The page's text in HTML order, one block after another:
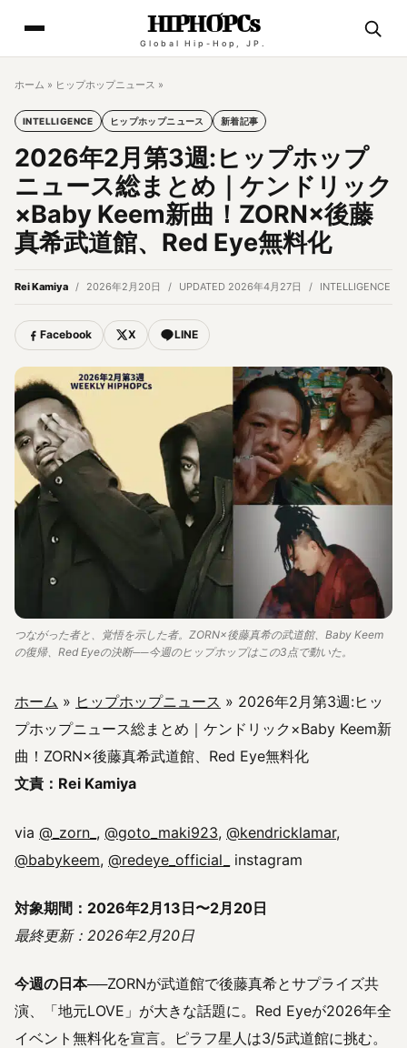
HIPHOPCs
Global Hip-Hop, JP.
ホーム » ヒップホップニュース »
INTELLIGENCE ヒップホップニュース 新着記事
2026年2月第3週:ヒップホップ
ニュース総まとめ｜ケンドリック
×Baby Keem新曲！ZORN×後藤
真希武道館、Red Eye無料化
Rei Kamiya 2026年2月20日 UPDATED 2026年4月27日 INTELLIGENCE
Facebook X LINE
つながった者と、覚悟を示した者。ZORN×後藤真希の武道館、Baby Keem
の復帰、Red Eyeの決断──今週のヒップホップはこの3点で動いた。
ホーム » ヒップホップニュース » 2026年2月第3週:ヒッ
プホップニュース総まとめ｜ケンドリック×Baby Keem新
曲！ZORN×後藤真希武道館、Red Eye無料化
文責：Rei Kamiya
via @_zorn_ , @goto_maki923, @kendricklamar,
@babykeem, @redeye_official_ instagram
対象期間：2026年2月13日〜2月20日
最終更新：2026年2月20日
今週の日本──ZORNが武道館で後藤真希とサプライズ共
演、「地元LOVE」が大きな話題に。Red Eyeが2026年全
イベント無料化を宣言。ピラフ星人は3/5武道館に挑む。